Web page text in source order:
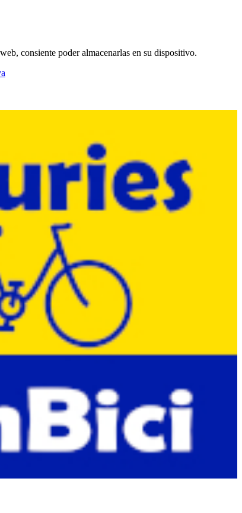
consiente poder almacenarlas en su dispositivo.